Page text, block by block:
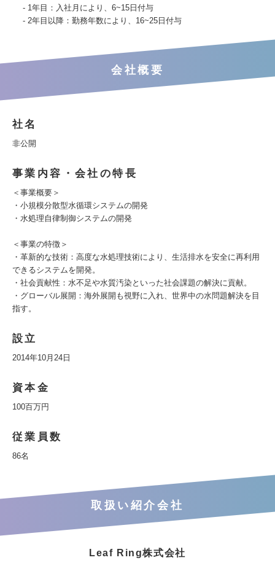
- 1年目：入社月により、6~15日付与
- 2年目以降：勤務年数により、16~25日付与
会社概要
社名
非公開
事業内容・会社の特長
＜事業概要＞
・小規模分散型水循環システムの開発
・水処理自律制御システムの開発
＜事業の特徴＞
・革新的な技術：高度な水処理技術により、生活排水を安全に再利用
できるシステムを開発。
・社会貢献性：水不足や水質汚染といった社会課題の解決に貢献。
・グローバル展開：海外展開も視野に入れ、世界中の水問題解決を目
指す。
設立
2014年10月24日
資本金
100百万円
従業員数
86名
取扱い紹介会社
Leaf Ring株式会社